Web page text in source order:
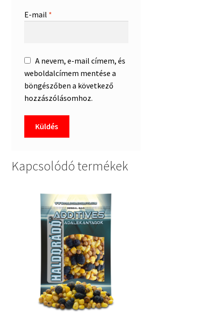
E-mail *
A nevem, e-mail címem, és
weboldalcímem mentése a
böngészőben a következő
hozzászólásomhoz.
Kapcsolódó termékek